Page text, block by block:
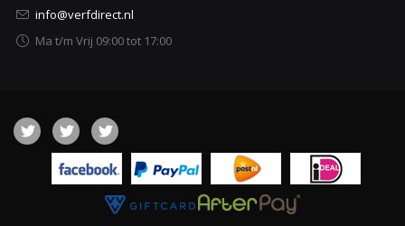
info@verfdirect.nl
Ma t/m Vrij 09:00 tot 17:00